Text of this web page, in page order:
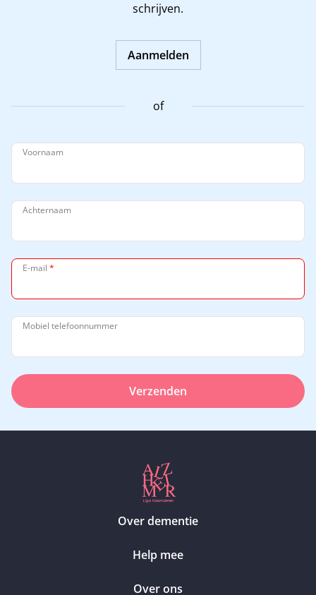
schrijven.
Aanmelden
of
Voornaam
Achternaam
E-mail *
Mobiel telefoonnummer
Verzenden
Over dementie
Help mee
Over ons